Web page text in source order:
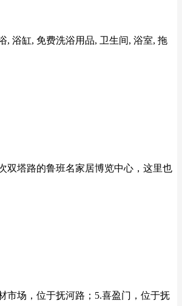
, 浴缸, 免费洗浴用品, 卫生间, 浴室, 拖
双塔路的鲁班名家居博览中心，这里也
市场，位于抚河路；5.喜盈门，位于抚